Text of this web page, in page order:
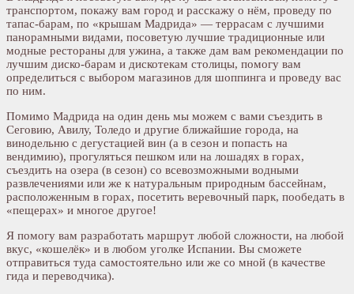
транспортом, покажу вам город и расскажу о нём, проведу по
тапас-барам, по «крышам Мадрида» — террасам с лучшими
панорамными видами, посоветую лучшие традиционные или
модные рестораны для ужина, а также дам вам рекомендации по
лучшим диско-барам и дискотекам столицы, помогу вам
определиться с выбором магазинов для шоппинга и проведу вас
по ним.
Помимо Мадрида на один день мы можем с вами съездить в
Сеговию, Авилу, Толедо и другие ближайшие города, на
винодельню с дегустацией вин (а в сезон и попасть на
вендимию), прогуляться пешком или на лошадях в горах,
съездить на озера (в сезон) со всевозможными водными
развлечениями или же к натуральным природным бассейнам,
расположенным в горах, посетить веревочный парк, пообедать в
«пещерах» и многое другое!
Я помогу вам разработать маршрут любой сложности, на любой
вкус, «кошелёк» и в любом уголке Испании. Вы сможете
отправиться туда самостоятельно или же со мной (в качестве
гида и переводчика).